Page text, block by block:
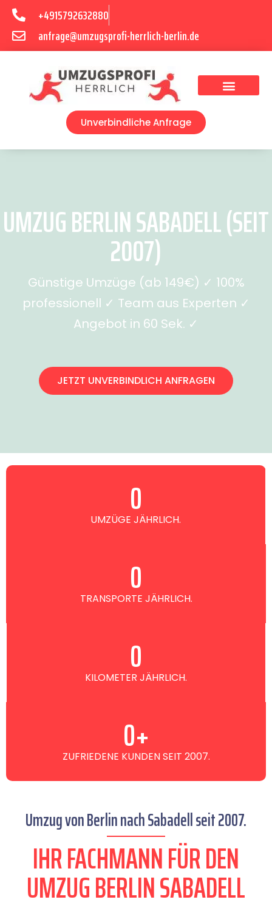
+4915792632880
anfrage@umzugsprofi-herrlich-berlin.de
Unverbindliche Anfrage
UMZUG BERLIN SABADELL (SEIT
2007)
Günstige Umzüge (ab 149€) ✓ 100%
professionell ✓ Team aus Experten ✓
Angebot in 60 Sek. ✓
JETZT UNVERBINDLICH ANFRAGEN
UMZÜGE JÄHRLICH.
0
TRANSPORTE JÄHRLICH.
0
KILOMETER JÄHRLICH.
0
ZUFRIEDENE KUNDEN SEIT 2007.
0+
Umzug von Berlin nach Sabadell seit 2007.
IHR FACHMANN FÜR DEN
UMZUG BERLIN SABADELL